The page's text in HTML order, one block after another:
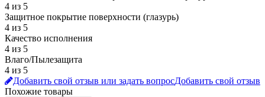
4 из 5
Защитное покрытие поверхности (глазурь)
4 из 5
Качество исполнения
4 из 5
Влаго/Пылезащита
4 из 5
Добавить свой отзыв или задать вопросДобавить свой отзыв
Похожие товары